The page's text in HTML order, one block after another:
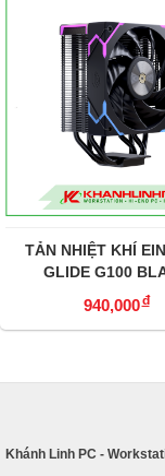
TẢN NHIỆT KHÍ
GLIDE G100
940,000đ
Khánh Linh PC -